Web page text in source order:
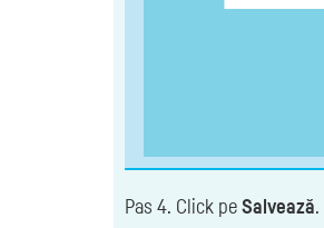
Pas 4. Click peSalvează.